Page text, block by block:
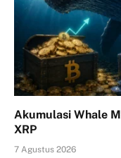
Akumulasi Whale
XRP
7 Agustus 2026